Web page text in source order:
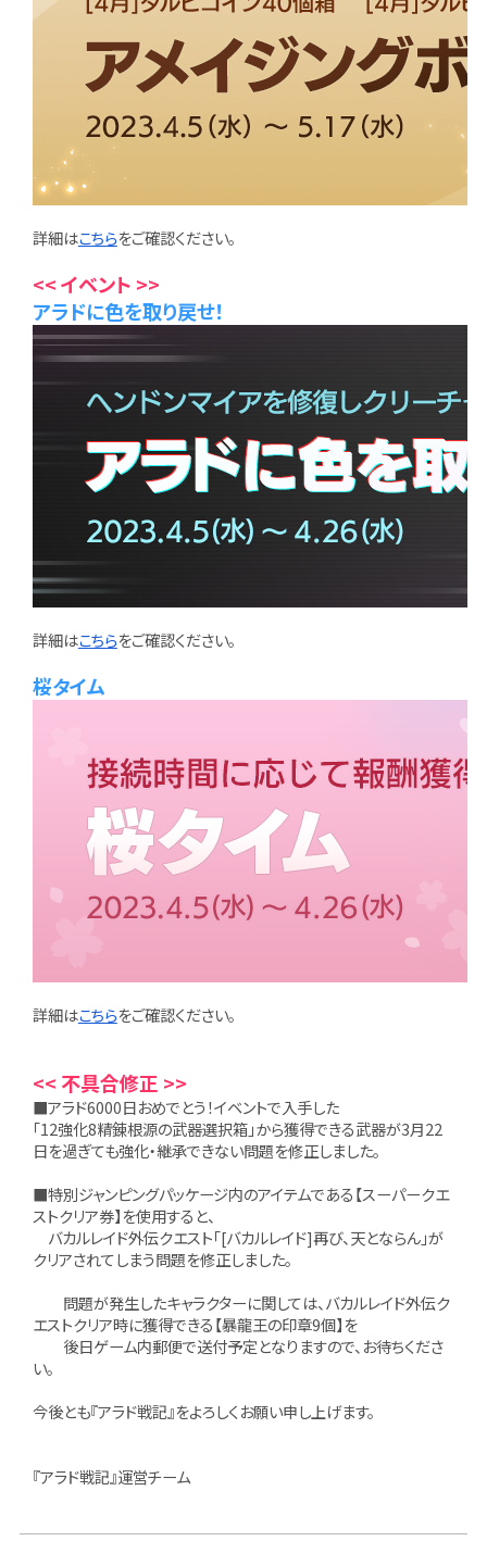
詳細はこちらをご確認ください。
<< イベント >>
アラドに色を取り戻せ！
詳細はこちらをご確認ください。
桜タイム
詳細はこちらをご確認ください。
<< 不具合修正 >>
■アラド6000日おめでとう！イベントで入手した
「12強化8精錬根源の武器選択箱」から獲得できる武器が3月22
日を過ぎても強化・継承できない問題を修正しました。
■特別ジャンピングパッケージ内のアイテムである【スーパークエ
ストクリア券】を使用すると、
バカルレイド外伝クエスト「[バカルレイド]再び、天とならん」が
クリアされてしまう問題を修正しました。
問題が発生したキャラクターに関しては、バカルレイド外伝ク
エストクリア時に獲得できる【暴龍王の印章9個】を
後日ゲーム内郵便で送付予定となりますので、お待ちくださ
い。
今後とも『アラド戦記』をよろしくお願い申し上げます。
『アラド戦記』運営チーム